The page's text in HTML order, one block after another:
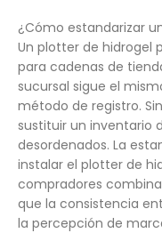
¿Cómo estandarizar
Un plotter de hidrogel
para cadenas de
sucursal sigue el
método de registro.
sustituir un inventario
desordenados. La
instalar el plotter de
compradores
que la consistencia
la percepción de